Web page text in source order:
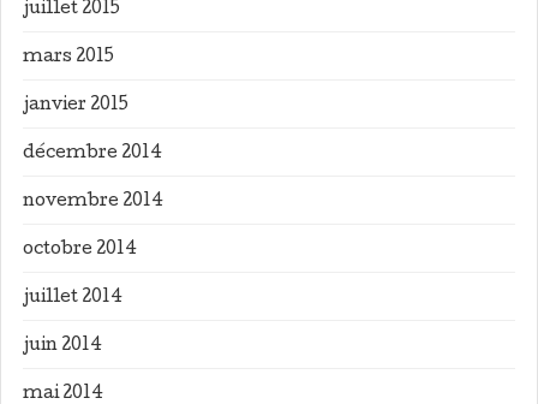
juillet 2015
mars 2015
janvier 2015
décembre 2014
novembre 2014
octobre 2014
juillet 2014
juin 2014
mai 2014